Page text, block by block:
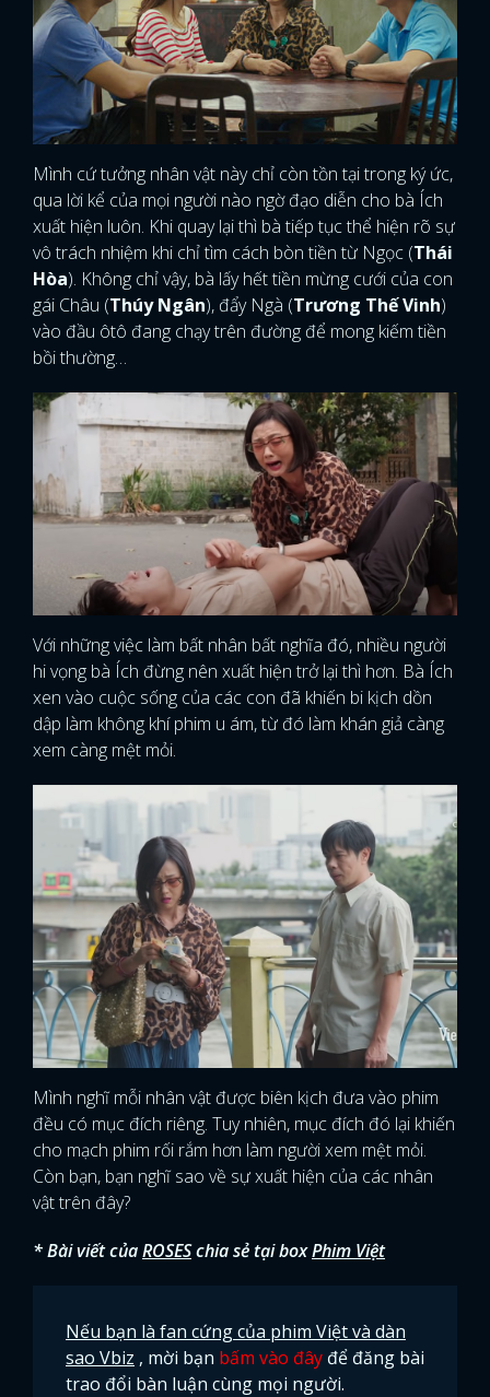
FACEBOOK GOOGLE
Mình cứ tưởng nhân vật này chỉ còn tồn tại trong ký ức,
qua lời kể của mọi người nào ngờ đạo diễn cho bà Ích
xuất hiện luôn. Khi quay lại thì bà tiếp tục thể hiện rõ sự
vô trách nhiệm khi chỉ tìm cách bòn tiền từ Ngọc (Thái
Hòa). Không chỉ vậy, bà lấy hết tiền mừng cưới của con
gái Châu (Thúy Ngân), đẩy Ngà (Trương Thế Vinh)
vào đầu ôtô đang chạy trên đường để mong kiếm tiền
bồi thường…
Với những việc làm bất nhân bất nghĩa đó, nhiều người
hi vọng bà Ích đừng nên xuất hiện trở lại thì hơn. Bà Ích
xen vào cuộc sống của các con đã khiến bi kịch dồn
dập làm không khí phim u ám, từ đó làm khán giả càng
xem càng mệt mỏi.
Mình nghĩ mỗi nhân vật được biên kịch đưa vào phim
đều có mục đích riêng. Tuy nhiên, mục đích đó lại khiến
cho mạch phim rối rắm hơn làm người xem mệt mỏi.
Còn bạn, bạn nghĩ sao về sự xuất hiện của các nhân
vật trên đây?
* Bài viết củaROSESchia sẻ tại boxPhim Việt
Nếu bạn là fan cứng của phim Việt và dàn
sao Vbiz , mời bạn bấm vào đây để đăng bài
trao đổi bàn luận cùng mọi người.